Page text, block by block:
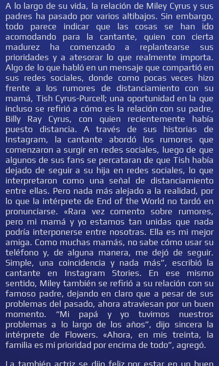
A lo largo de su vida, la relación de Miley Cyrus y sus
padres ha pasado por varios altibajos. Sin embargo,
todo parece indicar que las cosas se han ido
acomodando para la cantante, quien con cierta
madurez ha comenzado a replantearse sus
prioridades y a atesorar lo que realmente importa.
Algo de lo que habló en un mensaje que compartió en
sus redes sociales, donde como pocas veces hizo
frente a los rumores de distanciamiento con su
mamá, Tish Cyrus-Purcell; una oportunidad en la que
incluso se refirió a cómo es la relación con su padre,
Billy Ray Cyrus, con quien recientemente había
puesto distancia. A través de sus historias de
Instagram, la cantante abordó los rumores que
comenzaron a surgir en redes sociales, luego de que
algunos de sus fans se percataran de que Tish había
dejado de seguir a su hija en redes sociales, lo que
interpretaron como una señal de distanciamiento
entre ellas. Pero nada más alejado a la realidad, por
lo que la intérprete de End of the World no tardó en
pronunciarse. «Rara vez comento sobre rumores,
pero mi mamá y yo estamos tan unidas que nada
podría interponerse entre nosotras. Ella es mi mejor
amiga. Como muchas mamás, no sabe cómo usar su
teléfono y, de alguna manera, me dejó de seguir.
Simple, una coincidencia y nada más”, escribió la
cantante en Instagram Stories. En ese mismo
sentido, Miley también se refirió a su relación con su
famoso padre, dejando en claro que a pesar de sus
problemas del pasado, ahora atraviesan por un buen
momento. “Mi papá y yo tuvimos nuestros
problemas a lo largo de los años”, dijo sincera la
intérprete de Flowers. «Ahora, en mis treinta, la
familia es mi prioridad por encima de todo”, agregó.
La también actriz se dijo feliz por estar en un buen